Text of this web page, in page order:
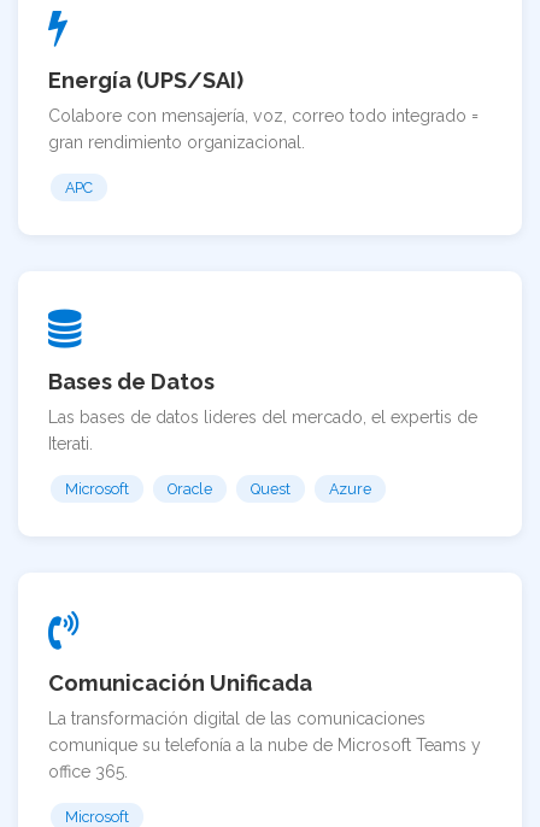
Energía (UPS/SAI)
Colabore con mensajería, voz, correo todo integrado =
gran rendimiento organizacional.
APC
Bases de Datos
Las bases de datos lideres del mercado, el expertis de
Iterati.
Microsoft Oracle Quest Azure
Comunicación Unificada
La transformación digital de las comunicaciones
comunique su telefonía a la nube de Microsoft Teams y
office 365.
Microsoft